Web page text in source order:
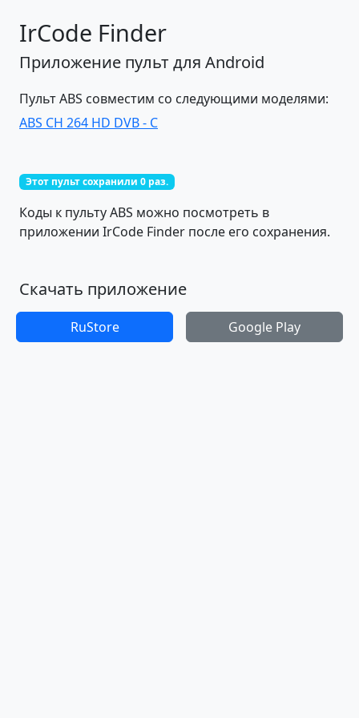
IrCode Finder
Приложение пульт для Android
Пульт ABS совместим со следующими моделями:
ABS CH 264 HD DVB - C
Этот пульт сохранили 0 раз.
Коды к пульту ABS можно посмотреть в
приложении IrCode Finder после его сохранения.
Скачать приложение
RuStore Google Play